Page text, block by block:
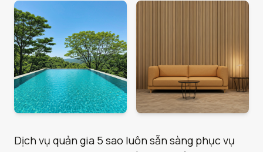
Dịch vụ quản gia 5 sao luôn sẵn sàng phục vụ